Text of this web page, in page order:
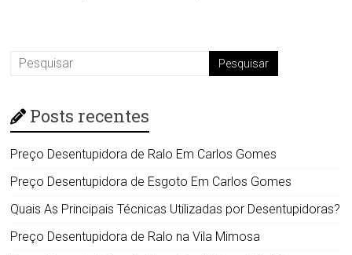
Posts recentes
Preço Desentupidora de Ralo Em Carlos Gomes
Preço Desentupidora de Esgoto Em Carlos Gomes
Quais As Principais Técnicas Utilizadas por Desentupidoras?
Preço Desentupidora de Ralo na Vila Mimosa